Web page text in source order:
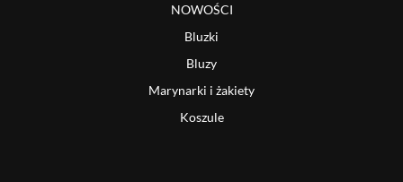
NOWOŚCI
Bluzki
Bluzy
Marynarki i żakiety
Koszule